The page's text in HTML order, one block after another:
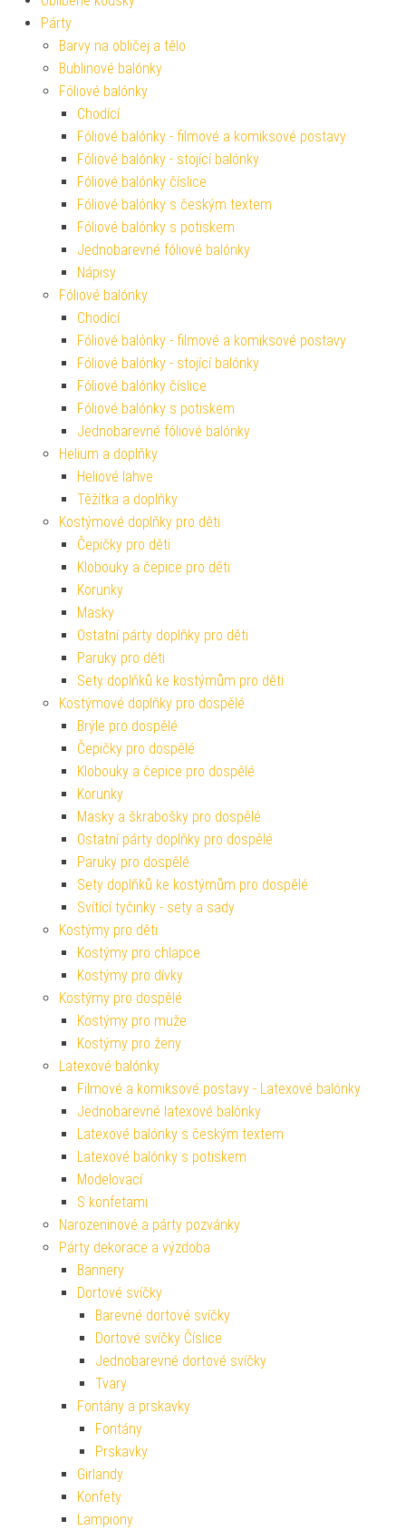
Párty
Barvy na obličej a tělo
Bublinové balónky
Fóliové balónky
Chodící
Fóliové balónky - filmové a komiksové postavy
Fóliové balónky - stojící balónky
Fóliové balónky číslice
Fóliové balónky s českým textem
Fóliové balónky s potiskem
Jednobarevné fóliové balónky
Nápisy
Fóliové balónky
Chodící
Fóliové balónky - filmové a komiksové postavy
Fóliové balónky - stojící balónky
Fóliové balónky číslice
Fóliové balónky s potiskem
Jednobarevné fóliové balónky
Helium a doplňky
Heliové lahve
Těžítka a doplňky
Kostýmové doplňky pro děti
Čepičky pro děti
Klobouky a čepice pro děti
Korunky
Masky
Ostatní párty doplňky pro děti
Paruky pro děti
Sety doplňků ke kostýmům pro děti
Kostýmové doplňky pro dospělé
Brýle pro dospělé
Čepičky pro dospělé
Klobouky a čepice pro dospělé
Korunky
Masky a škrabošky pro dospělé
Ostatní párty doplňky pro dospělé
Paruky pro dospělé
Sety doplňků ke kostýmům pro dospělé
Svítící tyčinky - sety a sady
Kostýmy pro děti
Kostýmy pro chlapce
Kostýmy pro dívky
Kostýmy pro dospělé
Kostýmy pro muže
Kostýmy pro ženy
Latexové balónky
Filmové a komiksové postavy - Latexové balónky
Jednobarevné latexové balónky
Latexové balónky s českým textem
Latexové balónky s potiskem
Modelovací
S konfetami
Narozeninové a párty pozvánky
Párty dekorace a výzdoba
Bannery
Dortové svíčky
Barevné dortové svíčky
Dortové svíčky Číslice
Jednobarevné dortové svíčky
Tvary
Fontány a prskavky
Fontány
Prskavky
Girlandy
Konfety
Lampiony